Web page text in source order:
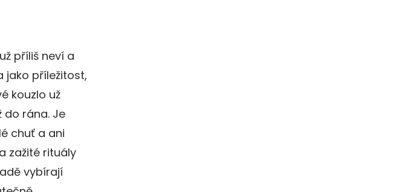
příliš neví a
jako příležitost,
kouzlo už
do rána. Je
chuť a ani
zažité rituály
vybírají